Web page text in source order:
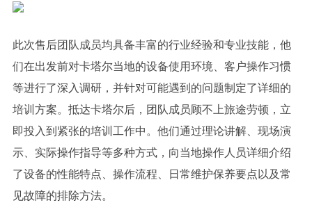
此次售后团队成员均具备丰富的行业经验和专业技能，他
们在出发前对卡塔尔当地的设备使用环境、客户操作习惯
等进行了深入调研，并针对可能遇到的问题制定了详细的
培训方案。抵达卡塔尔后，团队成员顾不上旅途劳顿，立
即投入到紧张的培训工作中。他们通过理论讲解、现场演
示、实际操作指导等多种方式，向当地操作人员详细介绍
了设备的性能特点、操作流程、日常维护保养要点以及常
见故障的排除方法。